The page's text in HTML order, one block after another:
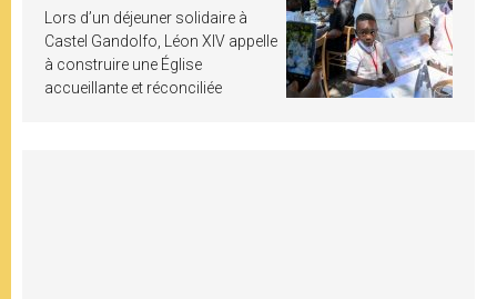
Lors d’un déjeuner solidaire à
Castel Gandolfo, Léon XIV appelle
à construire une Église
accueillante et réconciliée